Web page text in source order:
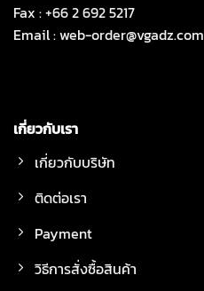
Fax : +66 2 692 5217
Email :web-order@vgadz.com
เกี่ยวกับเรา
เกี่ยวกับบริษัท
ติดต่อเรา
Payment
วิธีการสั่งซื้อสินค้า